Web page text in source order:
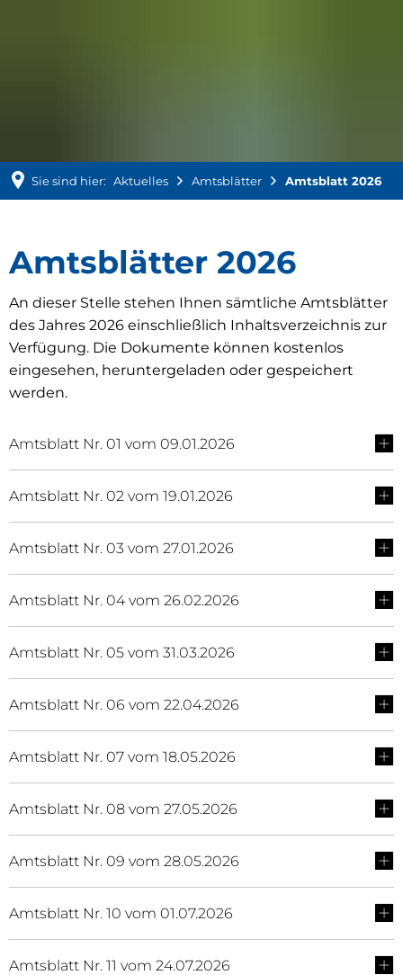
Sie sind hier: Aktuelles Amtsblätter Amtsblatt 2026
Amtsblatt
2026
Amtsblätter 2026
An dieser Stelle stehen Ihnen sämtliche Amtsblätter
des Jahres 2026 einschließlich Inhaltsverzeichnis zur
Verfügung. Die Dokumente können kostenlos
eingesehen, heruntergeladen oder gespeichert
werden.
Amtsblatt Nr. 01 vom 09.01.2026
Amtsblatt Nr. 02 vom 19.01.2026
Amtsblatt Nr. 03 vom 27.01.2026
Amtsblatt Nr. 04 vom 26.02.2026
Amtsblatt Nr. 05 vom 31.03.2026
Amtsblatt Nr. 06 vom 22.04.2026
Amtsblatt Nr. 07 vom 18.05.2026
Amtsblatt Nr. 08 vom 27.05.2026
Amtsblatt Nr. 09 vom 28.05.2026
Amtsblatt Nr. 10 vom 01.07.2026
Amtsblatt Nr. 11 vom 24.07.2026